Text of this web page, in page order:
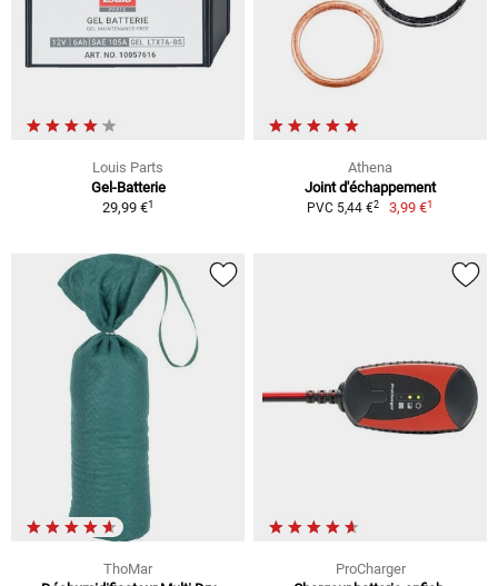
Louis Parts
Gel-Batterie
29,99 €1
Athena
Joint d'échappement
PVC 5,44 €2 3,99 €1
ThoMar
ProCharger